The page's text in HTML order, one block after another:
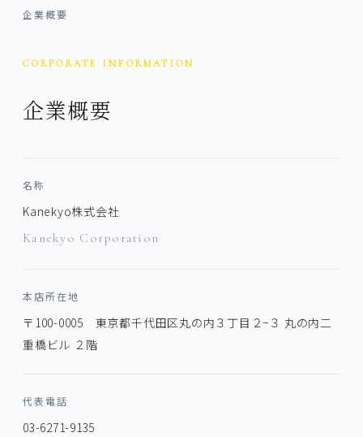
企業概要
CORPORATE INFORMATION
企業概要
名称
Kanekyo株式会社
Kanekyo Corporation
本店所在地
〒100-0005 東京都千代田区丸の内３丁目２−３ 丸の内二
重橋ビル ２階
代表電話
03-6271-9135